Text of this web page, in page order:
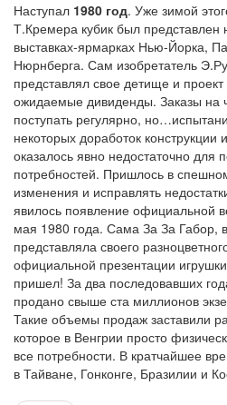
Наступал 1980 год. Уже зимой
Т.Кремера кубик был
выставках-ярмарках Нью-Йорка,
Нюрнберга. Сам изобретатель
представлял свое детище и
ожидаемые дивиденды. Заказы на
поступать регулярно,
некоторых доработок конструкции
оказалось явно недостаточно для
потребностей. Пришлось в
изменения и исправлять
явилось появление официальной
мая 1980 года. Сама За За Габор,
представляла своего
официальной презентации
пришел! За два последовавших
продано свыше ста миллионов
Такие объемы продаж заставили
которое в Венгрии просто
все потребности. В кратчайшее
в Тайване, Гонконге, Бразилии и